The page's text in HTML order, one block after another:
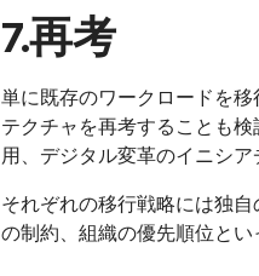
7.再考
単に既存のワークロードを
テクチャを再考することも
用、デジタル変革のイニシア
それぞれの移行戦略には独
の制約、組織の優先順位とい